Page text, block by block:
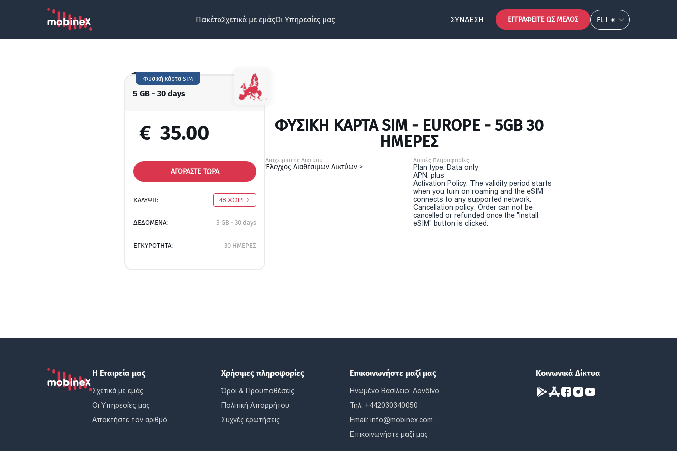
ΠακέταΣχετικά με εμάςΟι Υπηρεσίες μας ΣΎΝΔΕΣΗ ΕΓΓΡΑΦΕΊΤΕ ΩΣ ΜΈΛΟΣ EL €
5 GB - 30 days
Φυσική κάρτα SIM
€ 35.00
ΑΓΟΡΑΣΤΕ ΤΩΡΑ
ΚΑΛΥΨΗ: 48 ΧΩΡΕΣ
ΔΕΔΟΜΕΝΑ: 5 GB - 30 days
ΕΓΚΥΡΟΤΗΤΑ: 30 ΗΜΕΡΕΣ
ΦΥΣΙΚΉ ΚΆΡΤΑ SIM - EUROPE - 5GB 30
ΗΜΕΡΕΣ
Διαχειριστής Δικτύου
Έλεγχος Διαθέσιμων Δικτύων >
Λοιπές Πληροφορίες
Plan type: Data only
APN: plus
Activation Policy: The validity period starts
when you turn on roaming and the eSIM
connects to any supported network.
Cancellation policy: Order can not be
cancelled or refunded once the "install
eSIM" button is clicked.
Η Εταιρεία μας
Σχετικά με εμάς
Οι Υπηρεσίες μας
Αποκτήστε τον αριθμό
Χρήσιμες πληροφορίες
Όροι & Προϋποθέσεις
Πολιτική Απορρήτου
Συχνές ερωτήσεις
Επικοινωνήστε μαζί μας
Ηνωμένο Βασίλειο: Λονδίνο
Τηλ: +442030340050
Email:info@mobinex.com
Επικοινωνήστε μαζί μας
Κοινωνικά Δίκτυα